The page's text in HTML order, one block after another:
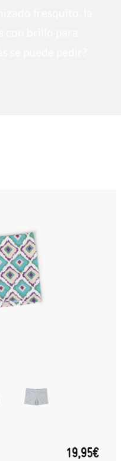
19,95€